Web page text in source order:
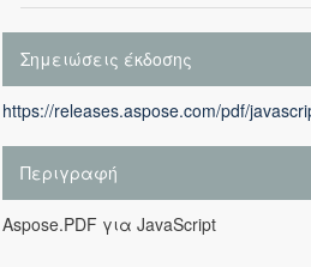
Σημειώσεις έκδοσης
https://releases.aspose.com/pdf/
Περιγραφή
Aspose.PDF για JavaScript